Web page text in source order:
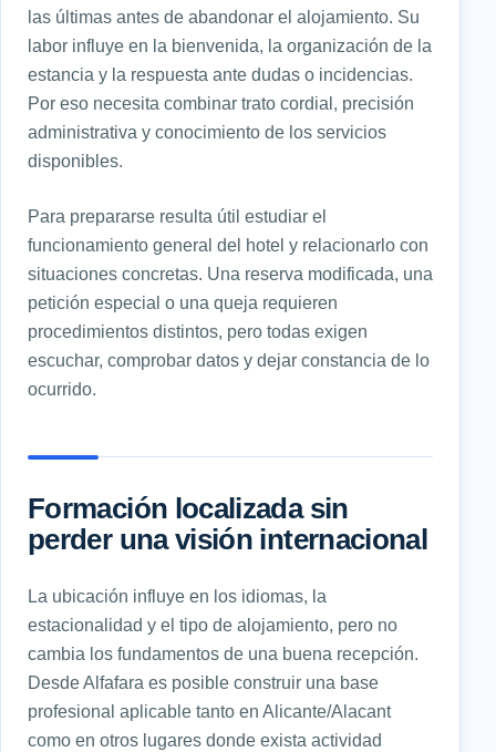
las últimas antes de abandonar el alojamiento. Su
labor influye en la bienvenida, la organización de la
estancia y la respuesta ante dudas o incidencias.
Por eso necesita combinar trato cordial, precisión
administrativa y conocimiento de los servicios
disponibles.
Para prepararse resulta útil estudiar el
funcionamiento general del hotel y relacionarlo con
situaciones concretas. Una reserva modificada, una
petición especial o una queja requieren
procedimientos distintos, pero todas exigen
escuchar, comprobar datos y dejar constancia de lo
ocurrido.
Formación localizada sin
perder una visión internacional
La ubicación influye en los idiomas, la
estacionalidad y el tipo de alojamiento, pero no
cambia los fundamentos de una buena recepción.
Desde Alfafara es posible construir una base
profesional aplicable tanto en Alicante/Alacant
como en otros lugares donde exista actividad